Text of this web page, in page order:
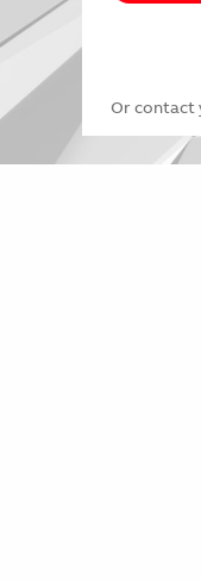
Or contact